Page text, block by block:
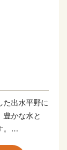
た出水平野に
豊かな水と